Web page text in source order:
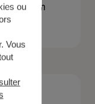
faire un
ou
Vous